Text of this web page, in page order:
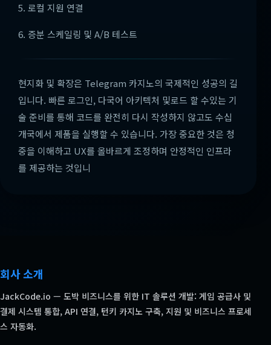
5. 로컬 지원 연결
6. 증분 스케일링 및 A/B 테스트
현지화 및 확장은 Telegram 카지노의 국제적인 성공의 길
입니다. 빠른 로그인, 다국어 아키텍처 및로드 할 수있는 기
술 준비를 통해 코드를 완전히 다시 작성하지 않고도 수십
개국에서 제품을 실행할 수 있습니다. 가장 중요한 것은 청
중을 이해하고 UX를 올바르게 조정하며 안정적인 인프라
를 제공하는 것입니
회사 소개
JackCode.io — 도박 비즈니스를 위한 IT 솔루션 개발: 게임 공급사 및
결제 시스템 통합, API 연결, 턴키 카지노 구축, 지원 및 비즈니스 프로세
스 자동화.